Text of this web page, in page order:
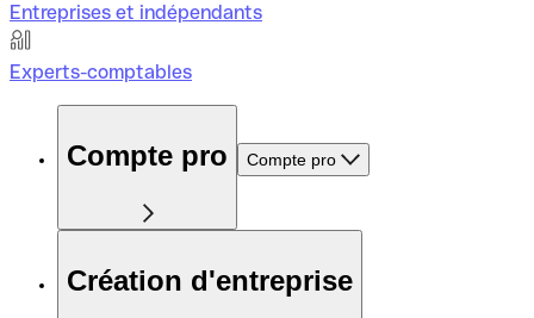
Entreprises et indépendants
Experts-comptables
Compte pro Compte pro
Création d'entreprise